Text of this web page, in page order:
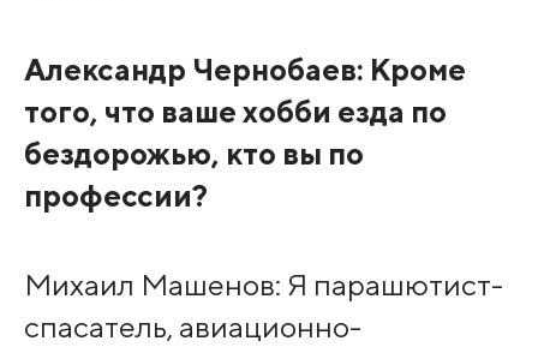
Александр Чернобаев: Кроме
того, что ваше хобби езда по
бездорожью, кто вы по
профессии?
Михаил Машенов: Я парашютист-
спасатель, авиационно-